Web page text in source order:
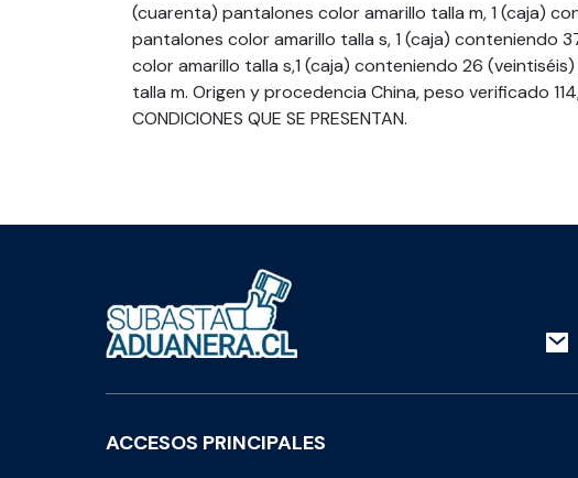
(cuarenta) pantalones color amarillo talla m, 1 (caja)
pantalones color amarillo talla s, 1 (caja) conteniendo
color amarillo talla s,1 (caja) conteniendo 26
talla m. Origen y procedencia China, peso verificado
CONDICIONES QUE SE PRESENTAN.
ACCESOS PRINCIPALES